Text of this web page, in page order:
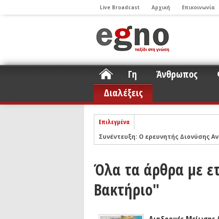
Live Broadcast Αρχική Επικοινωνία
Γη Άνθρωπος
Διαλέξεις
Επιλεγμένα
Συνέντευξη: Ο ερευνητής Διονύσης
ΝΕLIOTA: Το ερευνητικό
Σελήνη
Podcast: Συζήτηση με τον
Podcast: Ο Διονύσης Σιμόπουλος
Άρθρο με αφορμή το Nobel Φυσικής
Συνέντευξη: Το ελληνικό
Συνέντευξη: Ο ερευνητής
Όλα τα άρθρα με
Βακτήριο"